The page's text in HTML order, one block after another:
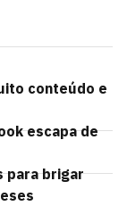
conteúdo e
escapa de
para brigar